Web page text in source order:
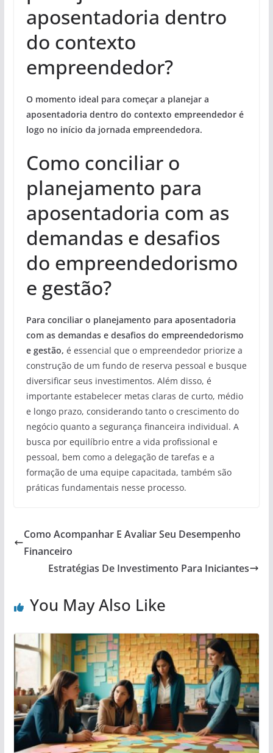
aposentadoria dentro
do contexto
empreendedor?
O momento ideal para começar a planejar a
aposentadoria dentro do contexto empreendedor é
logo no início da jornada empreendedora.
Como conciliar o
planejamento para
aposentadoria com as
demandas e desafios
do empreendedorismo
e gestão?
Para conciliar o planejamento para aposentadoria
com as demandas e desafios do empreendedorismo
e gestão, é essencial que o empreendedor priorize a
construção de um fundo de reserva pessoal e busque
diversificar seus investimentos. Além disso, é
importante estabelecer metas claras de curto, médio
e longo prazo, considerando tanto o crescimento do
negócio quanto a segurança financeira individual. A
busca por equilíbrio entre a vida profissional e
pessoal, bem como a delegação de tarefas e a
formação de uma equipe capacitada, também são
práticas fundamentais nesse processo.
Como Acompanhar E Avaliar Seu Desempenho
Financeiro
Estratégias De Investimento Para Iniciantes
You May Also Like